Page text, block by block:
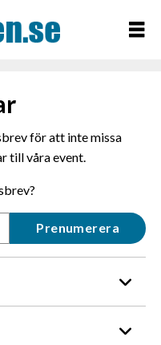
för att inte missa
till våra event.